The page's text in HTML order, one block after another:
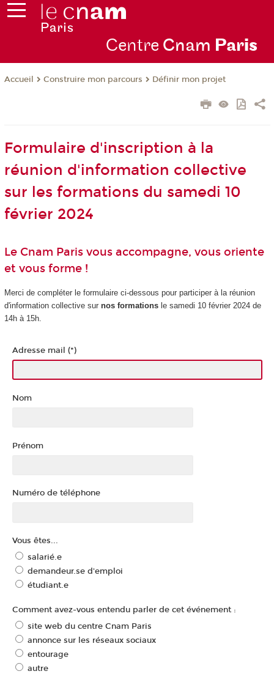
Centre Cnam Paris
Accueil Construire mon parcours Définir mon projet
Formulaire d'inscription à la
réunion d'information collective
sur les formations du samedi 10
février 2024
Le Cnam Paris vous accompagne, vous oriente
et vous forme !
Merci de compléter le formulaire ci-dessous pour participer à la réunion
d'information collective sur nos formationsle samedi 10 février 2024 de
14h à 15h.
Adresse mail (*)
Nom
Prénom
Numéro de téléphone
Vous êtes...
salarié.e
demandeur.se d'emploi
étudiant.e
Comment avez-vous entendu parler de cet événement :
site web du centre Cnam Paris
annonce sur les réseaux sociaux
entourage
autre